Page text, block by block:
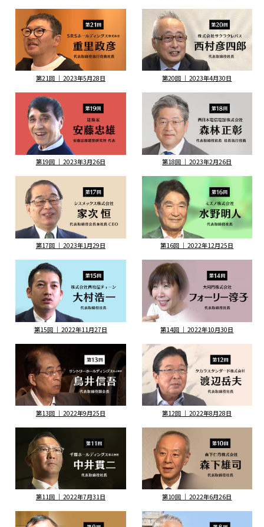
第21回 ｜ 2023年5月28日 第20回 ｜ 2023年4月30日
第19回 ｜ 2023年3月26日 第18回 ｜ 2023年2月26日
第17回 ｜ 2023年1月29日 第16回 ｜ 2022年12月25日
第15回 ｜ 2022年11月27日 第14回 ｜ 2022年10月30日
第13回 ｜ 2022年9月25日 第12回 ｜ 2022年8月28日
第11回 ｜ 2022年7月31日 第10回 ｜ 2022年6月26日